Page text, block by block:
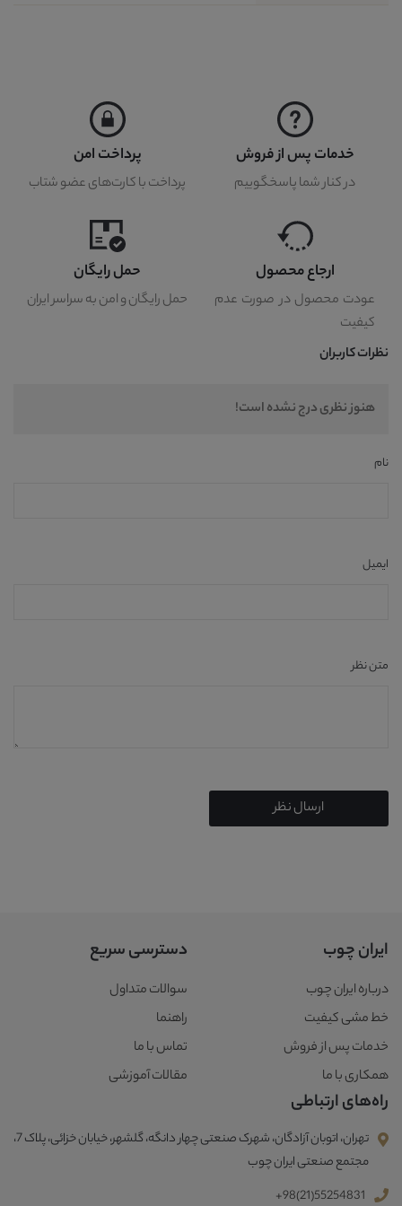
خدمات پس از فروش
در کنار شما پاسخگوییم
پرداخت امن
پرداخت با کارت‌های عضو شتاب
ارجاع محصول
عودت محصول در صورت عدم
کیفیت
حمل رایگان
حمل رایگان و امن به سراسر ایران
نظرات کاربران
هنوز نظری درج نشده است!
نام
ایمیل
متن نظر
ارسال نظر
ایران چوب
درباره ایران چوب
خط مشی کیفیت
خدمات پس از فروش
همکاری با ما
دسترسی سریع
سوالات متداول
راهنما
تماس با ما
مقالات آموزشی
راه‌های ارتباطی
تهران، اتوبان آزادگان، شهرک صنعتی چهار دانگه، گلشهر، خیابان خزائی، پلاک 7،
مجتمع صنعتی ایران چوب
+98(21)55254831